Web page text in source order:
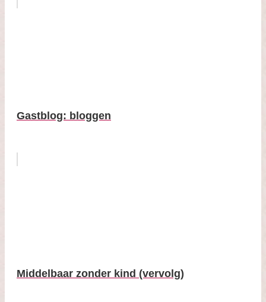
Gastblog: bloggen
Middelbaar zonder kind (vervolg)